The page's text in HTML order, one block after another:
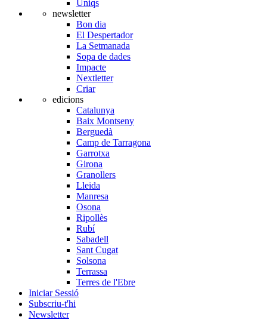
Úniqs
newsletter
Bon dia
El Despertador
La Setmanada
Sopa de dades
Impacte
Nextletter
Criar
edicions
Catalunya
Baix Montseny
Berguedà
Camp de Tarragona
Garrotxa
Girona
Granollers
Lleida
Manresa
Osona
Ripollès
Rubí
Sabadell
Sant Cugat
Solsona
Terrassa
Terres de l'Ebre
Iniciar Sessió
Subscriu-t'hi
Newsletter